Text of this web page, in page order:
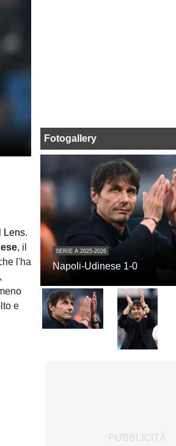
Lens.
, il
l'ha
e
Fotogallery
SERIE A 2025-2026
Napoli-Udinese 1-0